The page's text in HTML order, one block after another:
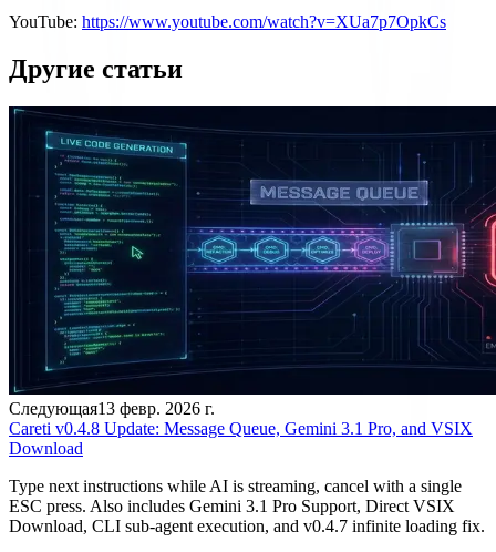
YouTube: https://www.youtube.com/watch?v=XUa7p7OpkCs
Другие статьи
Следующая13 февр. 2026 г.
Careti v0.4.8 Update: Message Queue, Gemini 3.1 Pro, and VSIX
Download
Type next instructions while AI is streaming, cancel with a single
ESC press. Also includes Gemini 3.1 Pro Support, Direct VSIX
Download, CLI sub-agent execution, and v0.4.7 infinite loading fix.